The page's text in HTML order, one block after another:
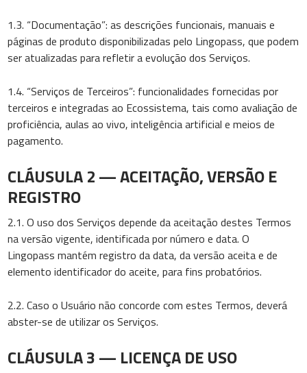
1.3. “Documentação”: as descrições funcionais, manuais e
páginas de produto disponibilizadas pelo Lingopass, que podem
ser atualizadas para refletir a evolução dos Serviços.
1.4. “Serviços de Terceiros”: funcionalidades fornecidas por
terceiros e integradas ao Ecossistema, tais como avaliação de
proficiência, aulas ao vivo, inteligência artificial e meios de
pagamento.
CLÁUSULA 2 — ACEITAÇÃO, VERSÃO E
REGISTRO
2.1. O uso dos Serviços depende da aceitação destes Termos
na versão vigente, identificada por número e data. O
Lingopass mantém registro da data, da versão aceita e de
elemento identificador do aceite, para fins probatórios.
2.2. Caso o Usuário não concorde com estes Termos, deverá
abster-se de utilizar os Serviços.
CLÁUSULA 3 — LICENÇA DE USO